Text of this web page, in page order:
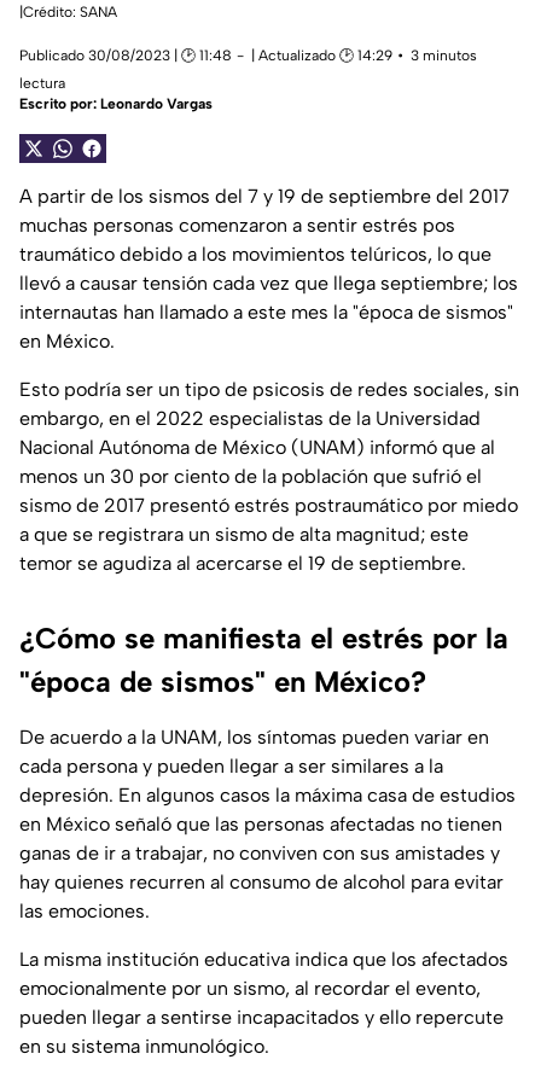
|Crédito: SANA
Publicado 30/08/2023 | 🕑 11:48 | Actualizado 🕑 14:29
3 minutos
lectura
Escrito por: Leonardo Vargas
A partir de los sismos del 7 y 19 de septiembre del 2017
muchas personas comenzaron a sentir estrés pos
traumático debido a los movimientos telúricos, lo que
llevó a causar tensión cada vez que llega septiembre; los
internautas han llamado a este mes la "época de sismos"
en México.
Esto podría ser un tipo de psicosis de redes sociales, sin
embargo, en el 2022 especialistas de la Universidad
Nacional Autónoma de México (UNAM) informó que al
menos un 30 por ciento de la población que sufrió el
sismo de 2017 presentó estrés postraumático por miedo
a que se registrara un sismo de alta magnitud; este
temor se agudiza al acercarse el 19 de septiembre.
¿Cómo se manifiesta el estrés por la
"época de sismos" en México?
De acuerdo a la UNAM, los síntomas pueden variar en
cada persona y pueden llegar a ser similares a la
depresión. En algunos casos la máxima casa de estudios
en México señaló que las personas afectadas no tienen
ganas de ir a trabajar, no conviven con sus amistades y
hay quienes recurren al consumo de alcohol para evitar
las emociones.
La misma institución educativa indica que los afectados
emocionalmente por un sismo, al recordar el evento,
pueden llegar a sentirse incapacitados y ello repercute
en su sistema inmunológico.